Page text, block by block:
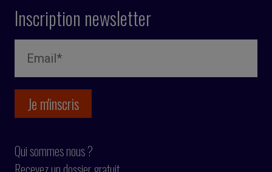
Inscription newsletter
Qui sommes nous ?